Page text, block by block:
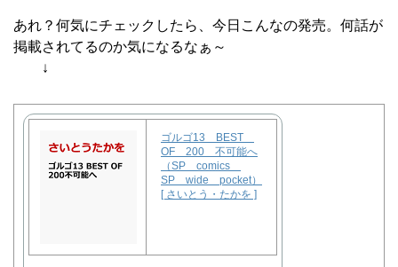
あれ？何気にチェックしたら、今日こんなの発売。何話が
掲載されてるのか気になるなぁ～
↓
ゴルゴ13 BEST
OF 200 不可能へ
（SP comics
SP wide pocket）
[ さいとう・たかを ]